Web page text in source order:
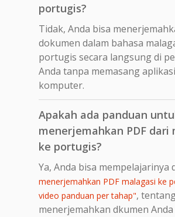
portugis?
Tidak, Anda bisa
dokumen dalam bahasa
portugis secara langsung di
Anda tanpa memasang
komputer.
Apakah ada panduan
menerjemahkan PDF dari
ke portugis?
Ya, Anda bisa mempelajarinya
menerjemahkan PDF malagasi ke
video panduan per tahap",
menerjemahkan dkumen Anda